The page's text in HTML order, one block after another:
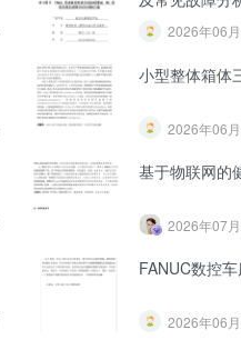
2026年06
小型整体箱体
2026年06
基于物联网的
2026年07
FANUC数控
2026年06